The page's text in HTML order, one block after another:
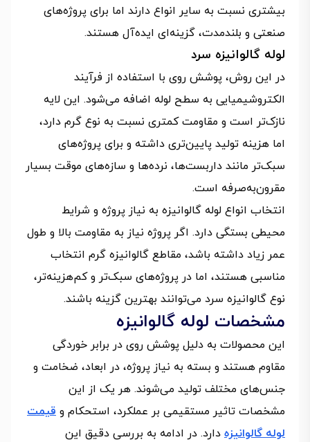
بیشتری نسبت به سایر انواع دارند اما برای پروژه‌های
صنعتی و بلندمدت، گزینه‌ای ایده‌آل هستند.
لوله گالوانیزه سرد
در این روش، پوشش روی با استفاده از فرآیند
الکتروشیمیایی به سطح لوله اضافه می‌شود. این لایه
نازک‌تر است و مقاومت کمتری نسبت به نوع گرم دارد،
اما هزینه تولید پایین‌تری داشته و برای پروژه‌های
سبک‌تر مانند داربست‌ها، نرده‌ها و سازه‌های موقت بسیار
مقرون‌به‌صرفه است.
انتخاب انواع لوله گالوانیزه به نیاز پروژه و شرایط
محیطی بستگی دارد. اگر پروژه نیاز به مقاومت بالا و طول
عمر زیاد داشته باشد، مقاطع گالوانیزه گرم انتخاب
مناسبی هستند، اما در پروژه‌های سبک‌تر و کم‌هزینه‌تر،
نوع گالوانیزه سرد می‌توانند بهترین گزینه باشند.
مشخصات لوله گالوانیزه
این محصولات به دلیل پوشش روی در برابر خوردگی
مقاوم هستند و بسته به نیاز پروژه، در ابعاد، ضخامت و
جنس‌های مختلف تولید می‌شوند. هر یک از این
مشخصات تاثیر مستقیمی بر عملکرد، استحکام و قیمت
لوله گالوانیزه دارد. در ادامه به بررسی دقیق این